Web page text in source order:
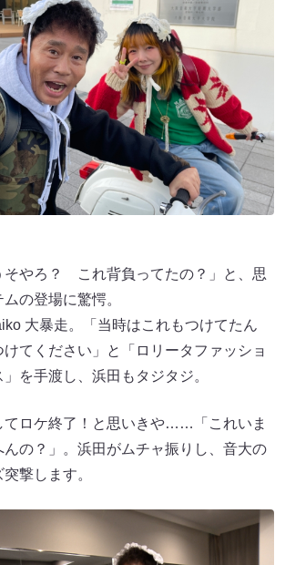
やろ？ これ背負ってたの？」と、思
の登場に驚愕。
大暴走。「当時はこれもつけてたん
てください」と「ロリータファッショ
を手渡し、浜田もタジタジ。
てロケ終了！と思いきや……「これいま
の？」。浜田がムチャ振りし、音大の
撃します。